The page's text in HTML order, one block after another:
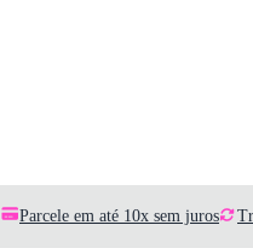
Parcele em até 10x sem juros